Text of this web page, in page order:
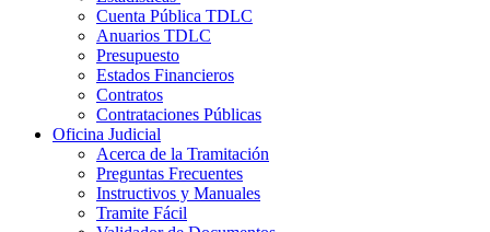
Cuenta Pública TDLC
Anuarios TDLC
Presupuesto
Estados Financieros
Contratos
Contrataciones Públicas
Oficina Judicial
Acerca de la Tramitación
Preguntas Frecuentes
Instructivos y Manuales
Tramite Fácil